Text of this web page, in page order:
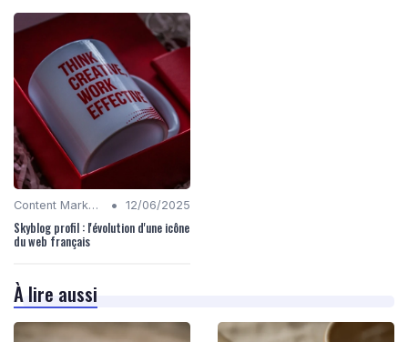
Content Marketing • 12/06/2025
Skyblog profil : l'évolution d'une icône
du web français
À lire aussi